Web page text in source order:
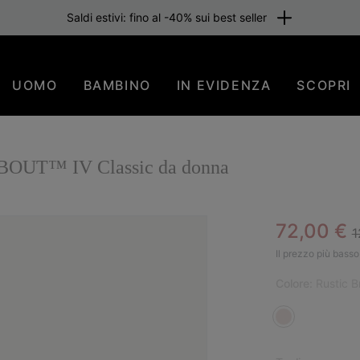
Saldi estivi: fino al -40% sui best seller
UOMO BAMBINO IN EVIDENZA SCOPRI
IV Classic da donna
Sale
72,00 €
Il prezzo più